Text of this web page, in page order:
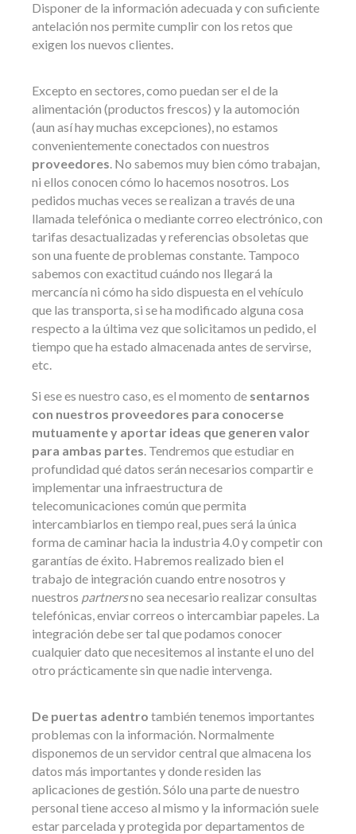
Disponer de la información adecuada y con suficiente
antelación nos permite cumplir con los retos que
exigen los nuevos clientes.
Excepto en sectores, como puedan ser el de la
alimentación (productos frescos) y la automoción
(aun así hay muchas excepciones), no estamos
convenientemente conectados con nuestros
proveedores . No sabemos muy bien cómo trabajan,
ni ellos conocen cómo lo hacemos nosotros. Los
pedidos muchas veces se realizan a través de una
llamada telefónica o mediante correo electrónico, con
tarifas desactualizadas y referencias obsoletas que
son una fuente de problemas constante. Tampoco
sabemos con exactitud cuándo nos llegará la
mercancía ni cómo ha sido dispuesta en el vehículo
que las transporta, si se ha modificado alguna cosa
respecto a la última vez que solicitamos un pedido, el
tiempo que ha estado almacenada antes de servirse,
etc.
Si ese es nuestro caso, es el momento de sentarnos
con nuestros proveedores para conocerse
mutuamente y aportar ideas que generen valor
para ambas partes . Tendremos que estudiar en
profundidad qué datos serán necesarios compartir e
implementar una infraestructura de
telecomunicaciones común que permita
intercambiarlos en tiempo real, pues será la única
forma de caminar hacia la industria 4.0 y competir con
garantías de éxito. Habremos realizado bien el
trabajo de integración cuando entre nosotros y
nuestros partnersno sea necesario realizar consultas
telefónicas, enviar correos o intercambiar papeles. La
integración debe ser tal que podamos conocer
cualquier dato que necesitemos al instante el uno del
otro prácticamente sin que nadie intervenga.
De puertas adentro también tenemos importantes
problemas con la información. Normalmente
disponemos de un servidor central que almacena los
datos más importantes y donde residen las
aplicaciones de gestión. Sólo una parte de nuestro
personal tiene acceso al mismo y la información suele
estar parcelada y protegida por departamentos de